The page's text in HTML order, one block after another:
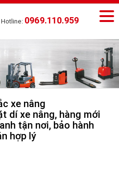
Hotline: 0969.110.959
xe nâng
dí xe nâng, hàng mới
tận nơi, bảo hành
hợp lý